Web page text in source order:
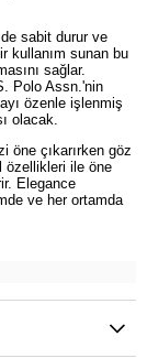
sabit durur ve
kullanım sunan bu
sağlar.
Polo Assn.'nin
özenle işlenmiş
olacak.
öne çıkarırken göz
özellikleri ile öne
Elegance
ve her ortamda